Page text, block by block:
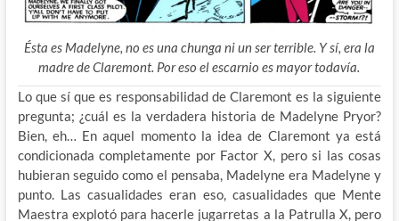
Ésta es Madelyne, no es una chunga ni un ser terrible. Y sí, era la
madre de Claremont. Por eso el escarnio es mayor todavía.
Lo que sí que es responsabilidad de Claremont es la siguiente
pregunta; ¿cuál es la verdadera historia de Madelyne Pryor?
Bien, eh… En aquel momento la idea de Claremont ya está
condicionada completamente por Factor X, pero si las cosas
hubieran seguido como el pensaba, Madelyne era Madelyne y
punto. Las casualidades eran eso, casualidades que Mente
Maestra explotó para hacerle jugarretas a la Patrulla X, pero